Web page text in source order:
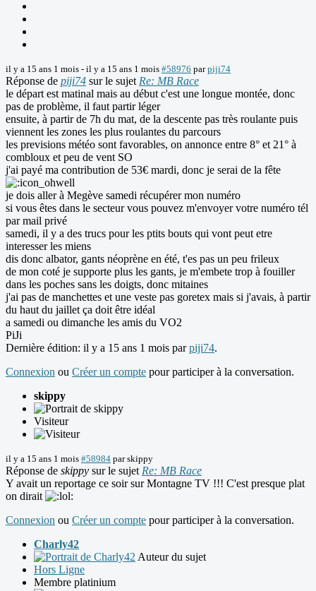
il y a 15 ans 1 mois - il y a 15 ans 1 mois #58976 parpiji74
Réponse de piji74 sur le sujet Re: MB Race
le départ est matinal mais au début c'est une longue montée, donc
pas de problème, il faut partir léger
ensuite, à partir de 7h du mat, de la descente pas très roulante puis
viennent les zones les plus roulantes du parcours
les previsions météo sont favorables, on annonce entre 8° et 21° à
combloux et peu de vent SO
j'ai payé ma contribution de 53€ mardi, donc je serai de la fête
je dois aller à Megève samedi récupérer mon numéro
si vous êtes dans le secteur vous pouvez m'envoyer votre numéro tél
par mail privé
samedi, il y a des trucs pour les ptits bouts qui vont peut etre
interesser les miens
dis donc albator, gants néoprène en été, t'es pas un peu frileux
de mon coté je supporte plus les gants, je m'embete trop à fouiller
dans les poches sans les doigts, donc mitaines
j'ai pas de manchettes et une veste pas goretex mais si j'avais, à partir
du haut du jaillet ça doit être idéal
a samedi ou dimanche les amis du VO2
PiJi
Dernière édition: il y a 15 ans 1 mois parpiji74.
Connexion ou Créer un compte pour participer à la conversation.
skippy
Visiteur
il y a 15 ans 1 mois #58984 parskippy
Réponse de skippy sur le sujet Re: MB Race
Y avait un reportage ce soir sur Montagne TV !!! C'est presque plat
on dirait
Connexion ou Créer un compte pour participer à la conversation.
Charly42
Auteur du sujet
Hors Ligne
Membre platinium